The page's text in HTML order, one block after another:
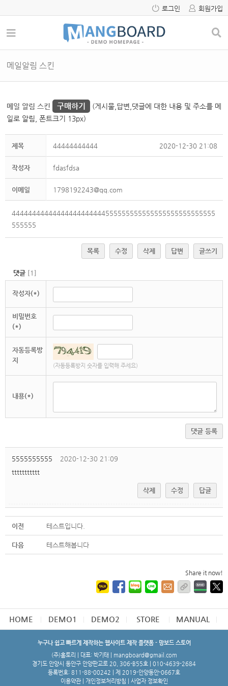
로그인 회원가입
메일알림 스킨
메일 알림 스킨 구매하기
(게시물,답변,댓글에 대한 내용 및 주소를 메
일로 알림, 폰트크기 13px)
제목 44444444444 2020-12-30 21:08
작성자 fdasfdsa
이메일 1798192243@qq.com
44444444444444444444444555555555555555555555555555
555555
목록 수정 삭제 답변 글쓰기
댓글 [ 1 ]
작성자(*)
비밀번호
(*)
자동등록방
지
(자동등록방지 숫자를 입력해 주세요)
내용(*)
댓글 등록
5555555555
2020-12-30 21:09
ttttttttttt
삭제 수정 답글
이전 테스트입니다.
다음 테스트해봅니다
Share it now!
HOME DEMO1 DEMO2 STORE MANUAL
누구나 쉽고 빠르게 제작하는 웹사이트 제작 플랫폼 - 망보드 스토어
(주)홈토리 | 대표: 박기태 | mangboard@gmail.com
경기도 안양시 동안구 안양판교로 20, 306-B55호 | 010-4639-2684
등록번호: 811-88-00242 | 제 2019-안양동안-0667호
이용약관| 개인정보처리방침 사업자 정보확인